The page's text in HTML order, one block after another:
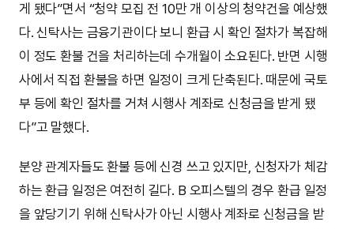
게 됐다”면서 “청약 모집 전 10만 개 이상의 청약건을 예상했
다. 신탁사는 금융기관이다 보니 환급 시 확인 절차가 복잡해
이 정도 환불 건을 처리하는데 수개월이 소요된다. 반면 시행
사에서 직접 환불을 하면 일정이 크게 단축된다. 때문에 국토
부 등에 확인 절차를 거쳐 시행사 계좌로 신청금을 받게 됐
다”고 말했다.
분양 관계자들도 환불 등에 신경 쓰고 있지만, 신청자가 체감
하는 환급 일정은 여전히 길다. B 오피스텔의 경우 환급 일정
을 앞당기기 위해 신탁사가 아닌 시행사 계좌로 신청금을 받